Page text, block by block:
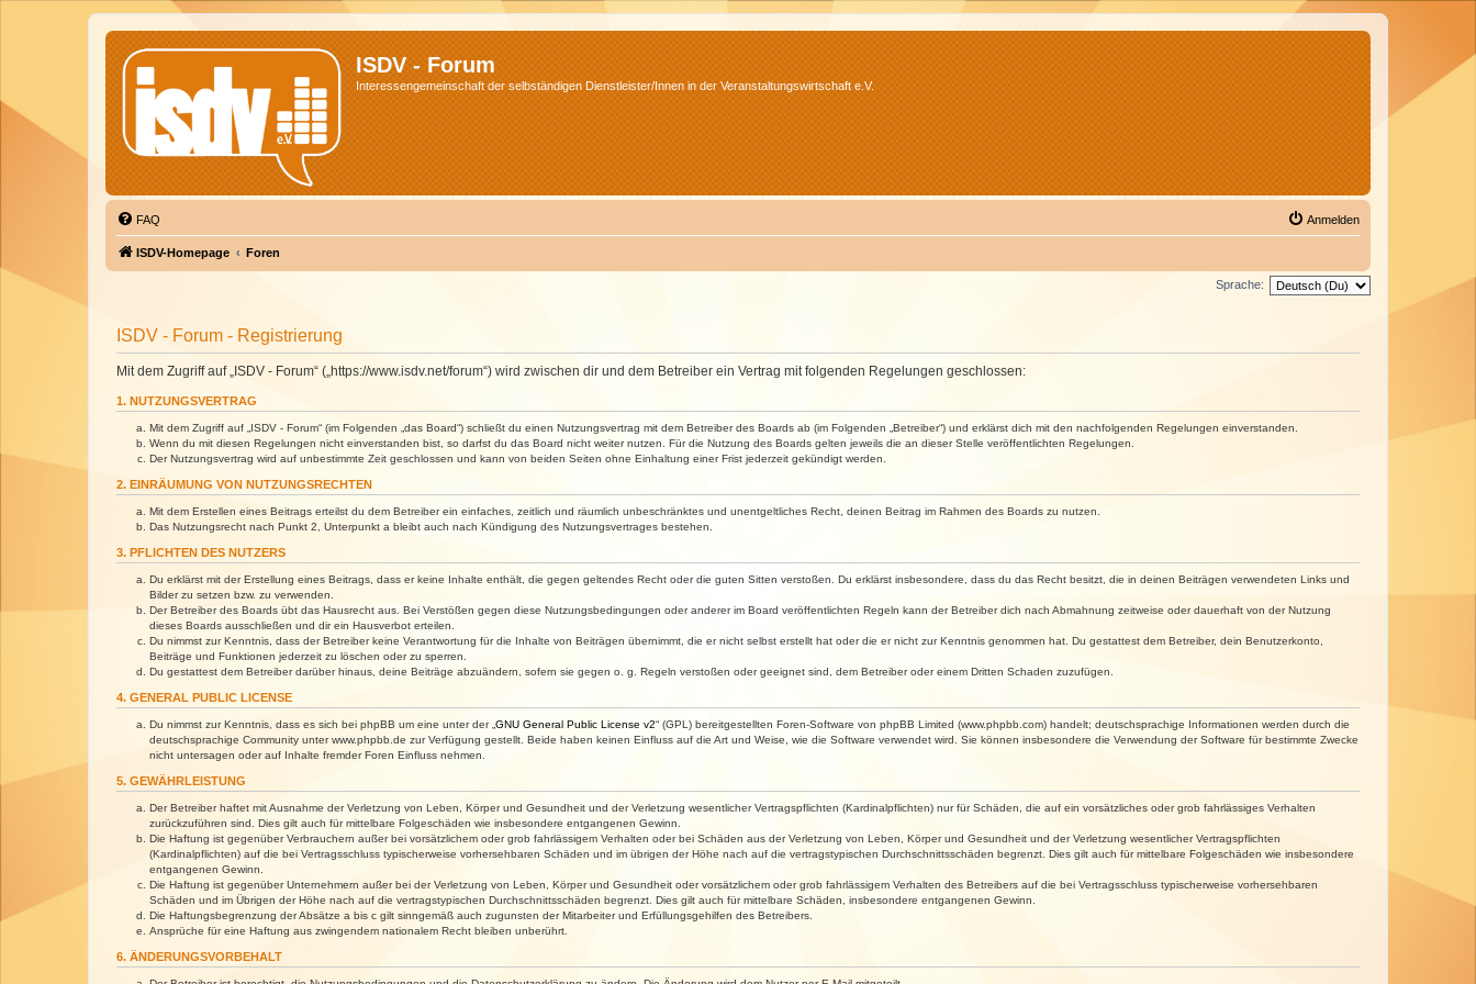
ISDV - Forum
Interessengemeinschaft der selbständigen Dienstleister/Innen in der Veranstaltungswirtschaft e.V.
FAQ Anmelden
ISDV-Homepage Foren
Sprache:
ISDV - Forum - Registrierung
Mit dem Zugriff auf „ISDV - Forum“ („https://www.isdv.net/forum“) wird zwischen dir und dem Betreiber ein Vertrag mit folgenden Regelungen geschlossen:
1. NUTZUNGSVERTRAG
Mit dem Zugriff auf „ISDV - Forum“ (im Folgenden „das Board“) schließt du einen Nutzungsvertrag mit dem Betreiber des Boards ab (im Folgenden „Betreiber“) und erklärst dich mit den nachfolgenden Regelungen einverstanden.
Wenn du mit diesen Regelungen nicht einverstanden bist, so darfst du das Board nicht weiter nutzen. Für die Nutzung des Boards gelten jeweils die an dieser Stelle veröffentlichten Regelungen.
Der Nutzungsvertrag wird auf unbestimmte Zeit geschlossen und kann von beiden Seiten ohne Einhaltung einer Frist jederzeit gekündigt werden.
2. EINRÄUMUNG VON NUTZUNGSRECHTEN
Mit dem Erstellen eines Beitrags erteilst du dem Betreiber ein einfaches, zeitlich und räumlich unbeschränktes und unentgeltliches Recht, deinen Beitrag im Rahmen des Boards zu nutzen.
Das Nutzungsrecht nach Punkt 2, Unterpunkt a bleibt auch nach Kündigung des Nutzungsvertrages bestehen.
3. PFLICHTEN DES NUTZERS
Du erklärst mit der Erstellung eines Beitrags, dass er keine Inhalte enthält, die gegen geltendes Recht oder die guten Sitten verstoßen. Du erklärst insbesondere, dass du das Recht besitzt, die in deinen Beiträgen verwendeten Links und
Bilder zu setzen bzw. zu verwenden.
Der Betreiber des Boards übt das Hausrecht aus. Bei Verstößen gegen diese Nutzungsbedingungen oder anderer im Board veröffentlichten Regeln kann der Betreiber dich nach Abmahnung zeitweise oder dauerhaft von der Nutzung
dieses Boards ausschließen und dir ein Hausverbot erteilen.
Du nimmst zur Kenntnis, dass der Betreiber keine Verantwortung für die Inhalte von Beiträgen übernimmt, die er nicht selbst erstellt hat oder die er nicht zur Kenntnis genommen hat. Du gestattest dem Betreiber, dein Benutzerkonto,
Beiträge und Funktionen jederzeit zu löschen oder zu sperren.
Du gestattest dem Betreiber darüber hinaus, deine Beiträge abzuändern, sofern sie gegen o. g. Regeln verstoßen oder geeignet sind, dem Betreiber oder einem Dritten Schaden zuzufügen.
4. GENERAL PUBLIC LICENSE
Du nimmst zur Kenntnis, dass es sich bei phpBB um eine unter der „ GNU General Public License v2“ (GPL) bereitgestellten Foren-Software von phpBB Limited (www.phpbb.com) handelt; deutschsprachige Informationen werden durch die
deutschsprachige Community unter www.phpbb.de zur Verfügung gestellt. Beide haben keinen Einfluss auf die Art und Weise, wie die Software verwendet wird. Sie können insbesondere die Verwendung der Software für bestimmte Zwecke
nicht untersagen oder auf Inhalte fremder Foren Einfluss nehmen.
5. GEWÄHRLEISTUNG
Der Betreiber haftet mit Ausnahme der Verletzung von Leben, Körper und Gesundheit und der Verletzung wesentlicher Vertragspflichten (Kardinalpflichten) nur für Schäden, die auf ein vorsätzliches oder grob fahrlässiges Verhalten
zurückzuführen sind. Dies gilt auch für mittelbare Folgeschäden wie insbesondere entgangenen Gewinn.
Die Haftung ist gegenüber Verbrauchern außer bei vorsätzlichem oder grob fahrlässigem Verhalten oder bei Schäden aus der Verletzung von Leben, Körper und Gesundheit und der Verletzung wesentlicher Vertragspflichten
(Kardinalpflichten) auf die bei Vertragsschluss typischerweise vorhersehbaren Schäden und im übrigen der Höhe nach auf die vertragstypischen Durchschnittsschäden begrenzt. Dies gilt auch für mittelbare Folgeschäden wie insbesondere
entgangenen Gewinn.
Die Haftung ist gegenüber Unternehmern außer bei der Verletzung von Leben, Körper und Gesundheit oder vorsätzlichem oder grob fahrlässigem Verhalten des Betreibers auf die bei Vertragsschluss typischerweise vorhersehbaren
Schäden und im Übrigen der Höhe nach auf die vertragstypischen Durchschnittsschäden begrenzt. Dies gilt auch für mittelbare Schäden, insbesondere entgangenen Gewinn.
Die Haftungsbegrenzung der Absätze a bis c gilt sinngemäß auch zugunsten der Mitarbeiter und Erfüllungsgehilfen des Betreibers.
Ansprüche für eine Haftung aus zwingendem nationalem Recht bleiben unberührt.
6. ÄNDERUNGSVORBEHALT